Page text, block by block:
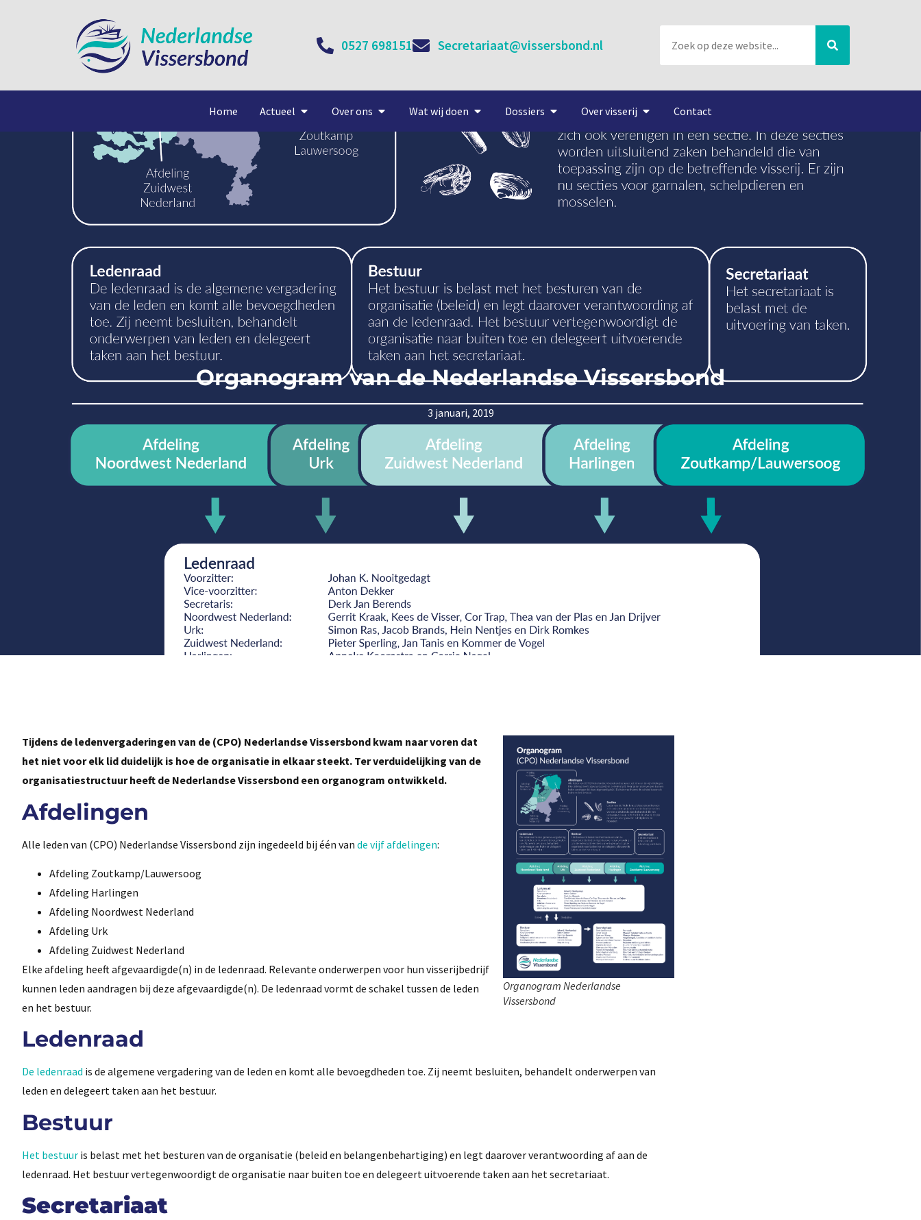
0527 698151 Secretariaat@vissersbond.nl
Home Actueel Over ons Wat wij doen Dossiers Over visserij Contact
Organogram van de Nederlandse Vissersbond
3 januari, 2019
Organogram Nederlandse
Vissersbond
Tijdens de ledenvergaderingen van de (CPO) Nederlandse Vissersbond kwam naar voren dat
het niet voor elk lid duidelijk is hoe de organisatie in elkaar steekt. Ter verduidelijking van de
organisatiestructuur heeft de Nederlandse Vissersbond een organogram ontwikkeld.
Afdelingen
Alle leden van (CPO) Nederlandse Vissersbond zijn ingedeeld bij één van de vijf afdelingen:
Afdeling Zoutkamp/Lauwersoog
Afdeling Harlingen
Afdeling Noordwest Nederland
Afdeling Urk
Afdeling Zuidwest Nederland
Elke afdeling heeft afgevaardigde(n) in de ledenraad. Relevante onderwerpen voor hun visserijbedrijf
kunnen leden aandragen bij deze afgevaardigde(n). De ledenraad vormt de schakel tussen de leden
en het bestuur.
Ledenraad
De ledenraad is de algemene vergadering van de leden en komt alle bevoegdheden toe. Zij neemt besluiten, behandelt onderwerpen van
leden en delegeert taken aan het bestuur.
Bestuur
Het bestuur is belast met het besturen van de organisatie (beleid en belangenbehartiging) en legt daarover verantwoording af aan de
ledenraad. Het bestuur vertegenwoordigt de organisatie naar buiten toe en delegeert uitvoerende taken aan het secretariaat.
Secretariaat